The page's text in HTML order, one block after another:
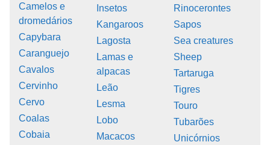
Camelos e
dromedários
Capybara
Caranguejo
Cavalos
Cervinho
Cervo
Coalas
Cobaia
Insetos
Kangaroos
Lagosta
Lamas e
alpacas
Leão
Lesma
Lobo
Macacos
Rinocerontes
Sapos
Sea creatures
Sheep
Tartaruga
Tigres
Touro
Tubarões
Unicórnios